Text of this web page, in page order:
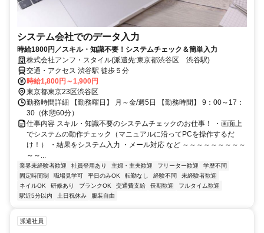
システム会社でのデータ入力
時給1800円／スキル・知識不要！システムチェック＆簡単入力
株式会社アンフ・スタイル(派遣先:東京都渋谷区 渋谷駅)
交通・アクセス 渋谷駅 徒歩５分
時給1,800円～1,900円
東京都東京23区渋谷区
勤務時間詳細 【勤務曜日】 月～金/週5日 【勤務時間】 9：00～17：
30（休憩60分）
仕事内容 スキル・知識不要のシステムチェックのお仕事！ ・画面上
でシステムの動作チェック（マニュアルに沿ってPCを操作するだ
け！） ・結果をシステム入力 ・メール対応 など ～～～～～～～～～
～～...
業界未経験者歓迎 社員登用あり 主婦・主夫歓迎 フリーター歓迎
学歴不問
固定時間制
職場見学可 平日のみOK 転勤なし 経験不問
未経験者歓迎
ネイルOK
研修あり ブランクOK 交通費支給 長期歓迎
フルタイム歓迎
駅近5分以内
土日祝休み 服装自由
派遣社員